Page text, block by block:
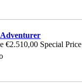
€2.510,00 Special Price